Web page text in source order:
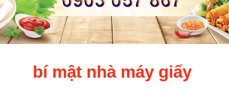
bí mật nhà máy giấy